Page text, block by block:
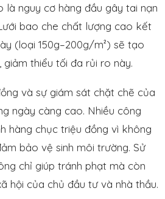
là nguy cơ hàng đầu gây tai nạn
bao che chất lượng cao kết
(loại 150g–200g/m²) sẽ tạo
thiểu tối đa rủi ro này.
và sự giám sát chặt chẽ của
ngày càng cao. Nhiều công
hàng chục triệu đồng vì không
bảo vệ sinh môi trường. Sử
chỉ giúp tránh phạt mà còn
hội của chủ đầu tư và nhà thầu.